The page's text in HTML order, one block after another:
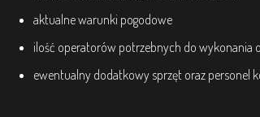
aktualne warunki pogodowe
ilość operatorów potrzebnych do wykonania
ewentualny dodatkowy sprzęt oraz personel